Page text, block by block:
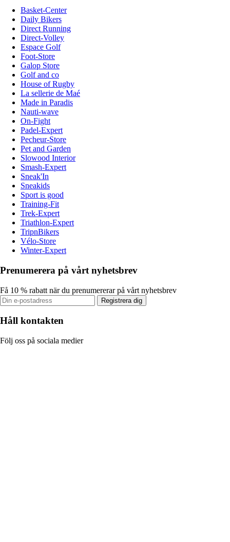
Basket-Center
Daily Bikers
Direct Running
Direct-Volley
Espace Golf
Foot-Store
Galop Store
Golf and co
House of Rugby
La sellerie de Maé
Made in Paradis
Nauti-wave
On-Fight
Padel-Expert
Pecheur-Store
Pet and Garden
Slowood Interior
Smash-Expert
Sneak'In
Sneakids
Sport is good
Training-Fit
Trek-Expert
Triathlon-Expert
TripnBikers
Vélo-Store
Winter-Expert
Prenumerera på vårt nyhetsbrev
Få 10 % rabatt när du prenumererar på vårt nyhetsbrev
Registrera dig
Håll kontakten
Följ oss på sociala medier